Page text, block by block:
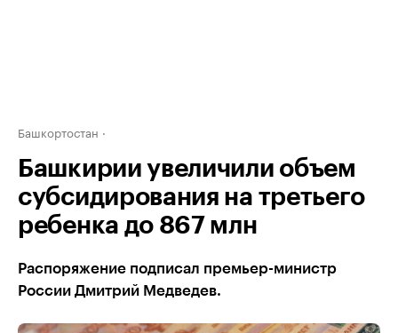
Башкортостан
Башкирии увеличили объем
субсидирования на третьего
ребенка до 867 млн
Распоряжение подписал премьер-министр
России Дмитрий Медведев.